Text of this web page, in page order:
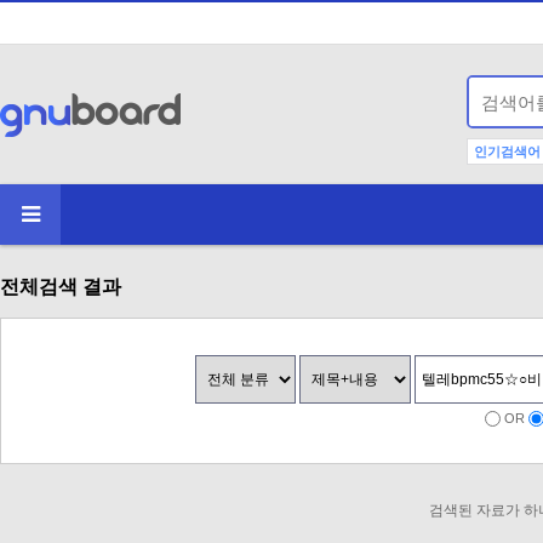
인기검색어
전체검색 결과
OR
검색된 자료가 하